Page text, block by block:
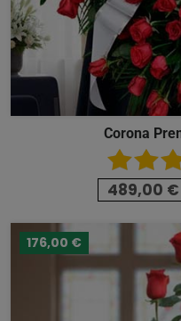
Corona
489,00 €
176,00 €